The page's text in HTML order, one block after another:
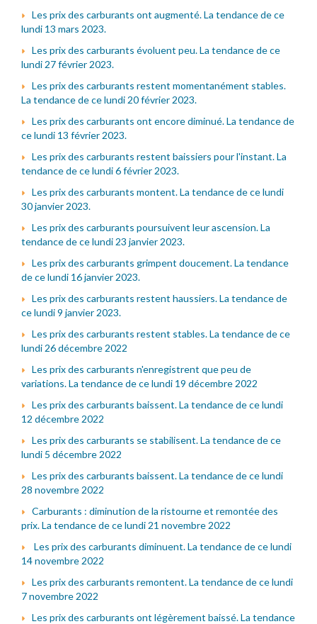
Les prix des carburants ont augmenté. La tendance de ce
lundi 13 mars 2023.
Les prix des carburants évoluent peu. La tendance de ce
lundi 27 février 2023.
Les prix des carburants restent momentanément stables.
La tendance de ce lundi 20 février 2023.
Les prix des carburants ont encore diminué. La tendance de
ce lundi 13 février 2023.
Les prix des carburants restent baissiers pour l'instant. La
tendance de ce lundi 6 février 2023.
Les prix des carburants montent. La tendance de ce lundi
30 janvier 2023.
Les prix des carburants poursuivent leur ascension. La
tendance de ce lundi 23 janvier 2023.
Les prix des carburants grimpent doucement. La tendance
de ce lundi 16 janvier 2023.
Les prix des carburants restent haussiers. La tendance de
ce lundi 9 janvier 2023.
Les prix des carburants restent stables. La tendance de ce
lundi 26 décembre 2022
Les prix des carburants n'enregistrent que peu de
variations. La tendance de ce lundi 19 décembre 2022
Les prix des carburants baissent. La tendance de ce lundi
12 décembre 2022
Les prix des carburants se stabilisent. La tendance de ce
lundi 5 décembre 2022
Les prix des carburants baissent. La tendance de ce lundi
28 novembre 2022
Carburants : diminution de la ristourne et remontée des
prix. La tendance de ce lundi 21 novembre 2022
Les prix des carburants diminuent. La tendance de ce lundi
14 novembre 2022
Les prix des carburants remontent. La tendance de ce lundi
7 novembre 2022
Les prix des carburants ont légèrement baissé. La tendance